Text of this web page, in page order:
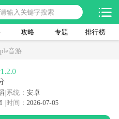
攻略 专题 排行榜
音游
系统： 安卓
时间： 2026-07-05